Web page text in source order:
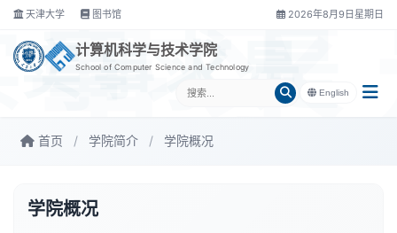
天津大学 图书馆 2026年8月9日星期日
实事求是
计算机科学与技术学院
School of Computer Science and Technology
English
首页 / 学院简介 / 学院概况
学院概况